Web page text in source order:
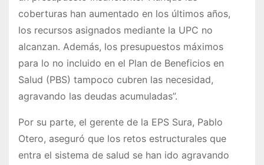
coberturas han aumentado en los últimos años,
los recursos asignados mediante la UPC no
alcanzan. Además, los presupuestos máximos
para lo no incluido en el Plan de Beneficios en
Salud (PBS) tampoco cubren las necesidad,
agravando las deudas acumuladas”.
Por su parte, el gerente de la EPS Sura, Pablo
Otero, aseguró que los retos estructurales que
entra el sistema de salud se han ido agravando